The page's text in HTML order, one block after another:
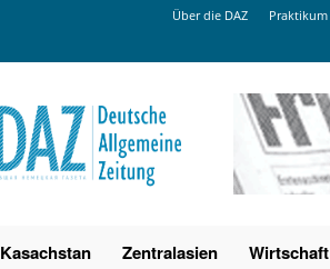
Über die DAZ Praktikum
Deutsche
Allgemeine
Zeitung
Kasachstan Zentralasien Wirtschaft